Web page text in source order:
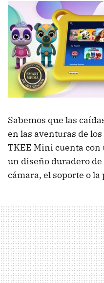
Sabemos que las
en las aventuras de
TKEE Mini cuenta con
un diseño duradero
cámara, el soporte o la